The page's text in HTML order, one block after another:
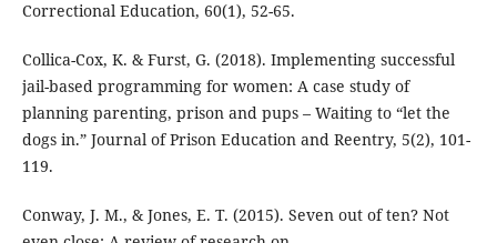
Correctional Education, 60(1), 52-65.
Collica-Cox, K. & Furst, G. (2018). Implementing successful
jail-based programming for women: A case study of
planning parenting, prison and pups – Waiting to “let the
dogs in.” Journal of Prison Education and Reentry, 5(2), 101-
119.
Conway, J. M., & Jones, E. T. (2015). Seven out of ten? Not